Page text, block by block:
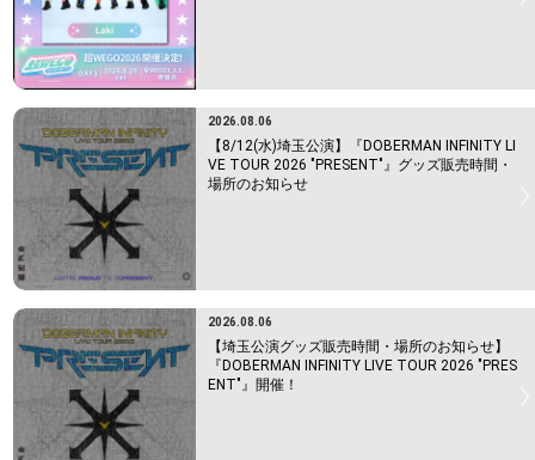
2026.08.06
【8/12(水)埼玉公演】『DOBERMAN INFINITY LI
VE TOUR 2026 "PRESENT"』グッズ販売時間・
場所のお知らせ
2026.08.06
【埼玉公演グッズ販売時間・場所のお知らせ】
『DOBERMAN INFINITY LIVE TOUR 2026 "PRES
ENT"』開催！